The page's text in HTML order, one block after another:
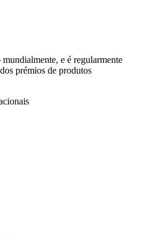
e é regularmente
prémios de produtos